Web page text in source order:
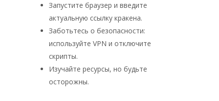
Запустите браузер и введите
актуальную ссылку кракена.
Заботьтесь о безопасности:
используйте VPN и отключите
скрипты.
Изучайте ресурсы, но будьте
осторожны.